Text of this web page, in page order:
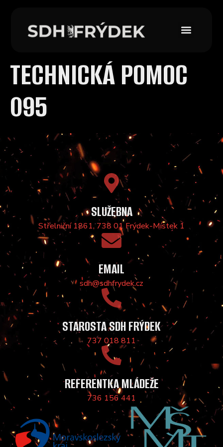
TECHNICKÁ POMOC
095
SLUŽEBNA
Střelniční 1861, 738 01 Frýdek-Místek 1
EMAIL
sdh@sdhfrydek.cz
STAROSTA SDH FRÝDEK
737 018 811
REFERENTKA MLÁDEŽE
736 156 441